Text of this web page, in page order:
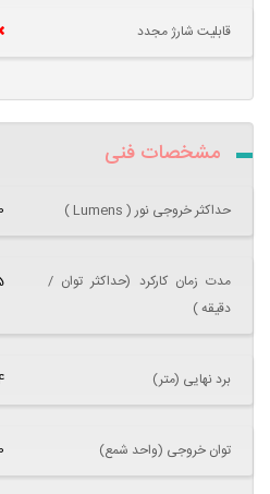
قابلیت شارژ مجدد
مشخصات فنی
حداکثر خروجی نور ( Lumens )
مدت زمان کارکرد (حداکثر توان /
دقیقه )
برد نهایی (متر)
توان خروجی (واحد شمع)